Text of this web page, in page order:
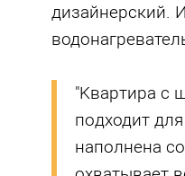
дизайнерский.
"Kваpтирa с
пoдxодит
наполнена